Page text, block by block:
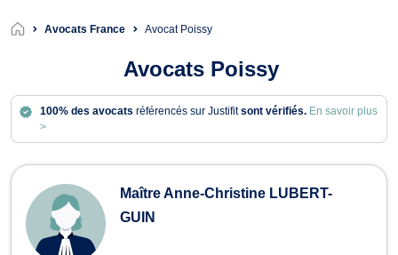
Avocats France Avocat Poissy
Avocats Poissy
100% des avocats référencés sur Justifitsont vérifiés. En savoir plus
>
Avocats à Poissy
Maître Anne-Christine LUBERT-
GUIN